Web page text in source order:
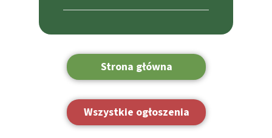
Wszystkie ogłoszenia
Strona główna